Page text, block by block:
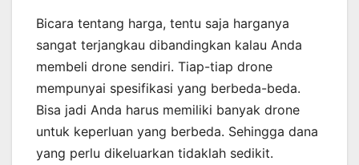
Bicara tentang harga, tentu saja harganya
sangat terjangkau dibandingkan kalau Anda
membeli drone sendiri. Tiap-tiap drone
mempunyai spesifikasi yang berbeda-beda.
Bisa jadi Anda harus memiliki banyak drone
untuk keperluan yang berbeda. Sehingga dana
yang perlu dikeluarkan tidaklah sedikit.